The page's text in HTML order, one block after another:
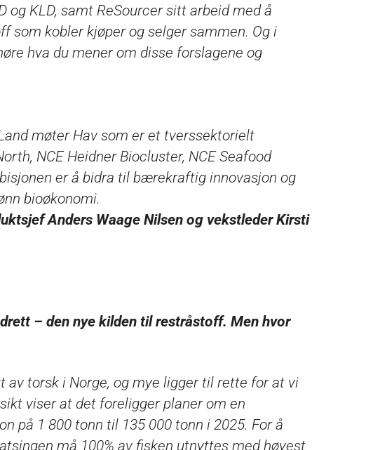
og KLD, samt ReSourcer sitt arbeid med å
som kobler kjøper og selger sammen. Og i
hva du mener om disse forslagene og
møter Hav som er et tverssektorielt
NCE Heidner Biocluster, NCE Seafood
er å bidra til bærekraftig innovasjon og
bioøkonomi.
Anders Waage Nilsen og vekstleder Kirsti
– den nye kilden til restråstoff. Men hvor
av torsk i Norge, og mye ligger til rette for at vi
viser at det foreligger planer om en
på 1 800 tonn til 135 000 tonn i 2025. For å
må 100% av fisken utnyttes med høyest